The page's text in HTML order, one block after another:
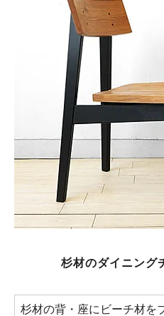
杉材のダイニング
杉材の背・座にビーチ材を